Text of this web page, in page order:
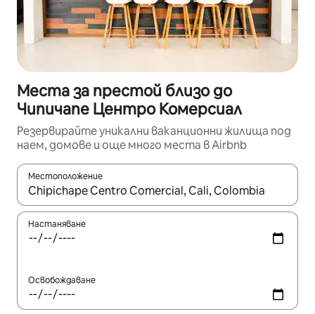
Места за престой близо до
Чипичапе Центро Комерсиал
Резервирайте уникални ваканционни жилища под
наем, домове и още много места в Airbnb
Местоположение
Когато резултатите се покажат, използвайте
Настаняване
Освобождаване